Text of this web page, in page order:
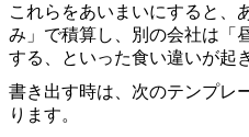
これらをあいまいにすると、
み」で積算し、別の会社は「
する、といった食い違いが起
書き出す時は、次のテンプレ
ります。